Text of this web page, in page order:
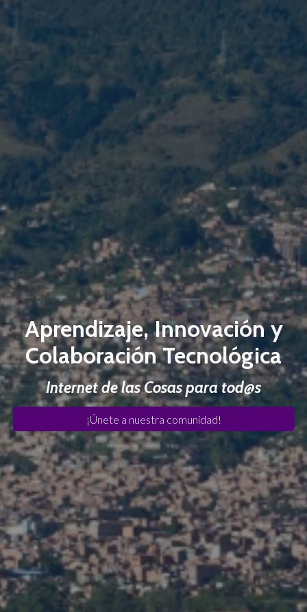
Aprendizaje, Innovación y
Colaboración Tecnológica
Internet de las Cosas para tod@s
¡Únete a nuestra comunidad!